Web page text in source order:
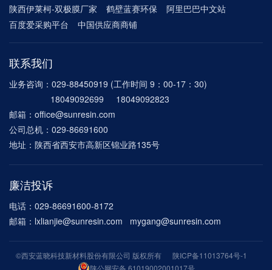
陕西伊莱柯-双极膜厂家
鹤壁蓝赛环保
阿里巴巴中文站
百度爱采购平台
中国供应商商铺
联系我们
业务咨询：029-88450919 (工作时间 9：00-17：30)
18049092699 18049092823
邮箱：office@sunresin.com
公司总机：029-86691600
地址：陕西省西安市高新区锦业路135号
廉洁投诉
电话：029-86691600-8172
邮箱： lxlianjie@sunresin.com mygang@sunresin.com
©西安蓝晓科技新材料股份有限公司 版权所有
陕ICP备11013764号-1